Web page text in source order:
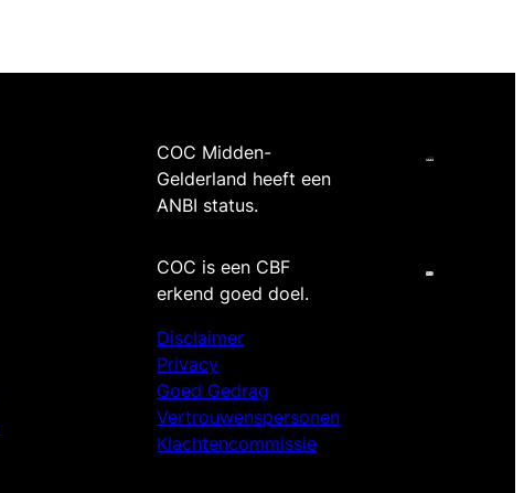
COC Midden-
Gelderland heeft een
ANBI status.
COC is een CBF
erkend goed doel.
Disclaimer
Privacy
Goed Gedrag
Vertrouwenspersonen
Klachtencommissie